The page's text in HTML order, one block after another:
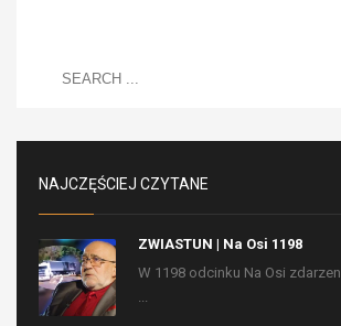
NAJCZĘŚCIEJ CZYTANE
ZWIASTUN | Na Osi 1198
W 1198 odcinku Na Osi